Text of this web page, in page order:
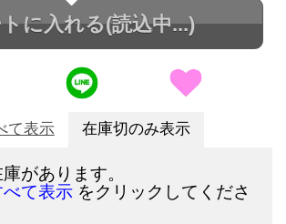
に入れる(読込中...)
て表示 在庫切のみ表示
があります。
べて表示 をクリックしてくださ